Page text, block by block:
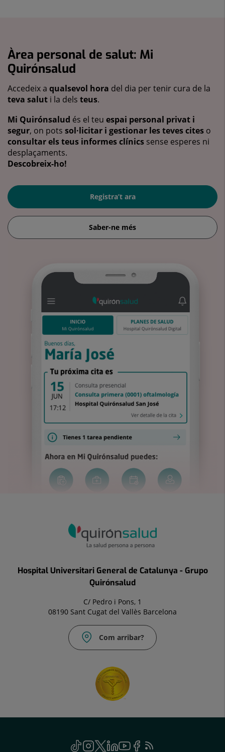
Àrea personal de salut: Mi
Quirónsalud
Accedeix a qualsevol hora del dia per tenir cura de la
teva salut i la dels teus.
Mi Quirónsalud és el teu espai personal privat i
segur, on pots sol·licitar i gestionar les teves cites o
consultar els teus informes clínics sense esperes ni
desplaçaments.
Descobreix-ho!
Registra’t ara
Saber-ne més
Hospital Universitari General de Catalunya - Grupo
Quirónsalud
C/ Pedro i Pons, 1
08190 Sant Cugat del Vallès Barcelona
Com arribar?
TikTok
AquestInstagram
AquestTwitter
AquestLinkedin
AquestYoutube
AquestFacebook
Aquest
Feed
Aquest